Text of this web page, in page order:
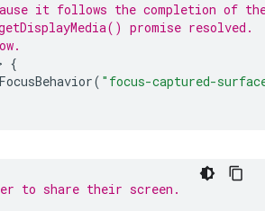
it follows the completion of
promise resolved.
{
( "focus-captured-
to share their screen.